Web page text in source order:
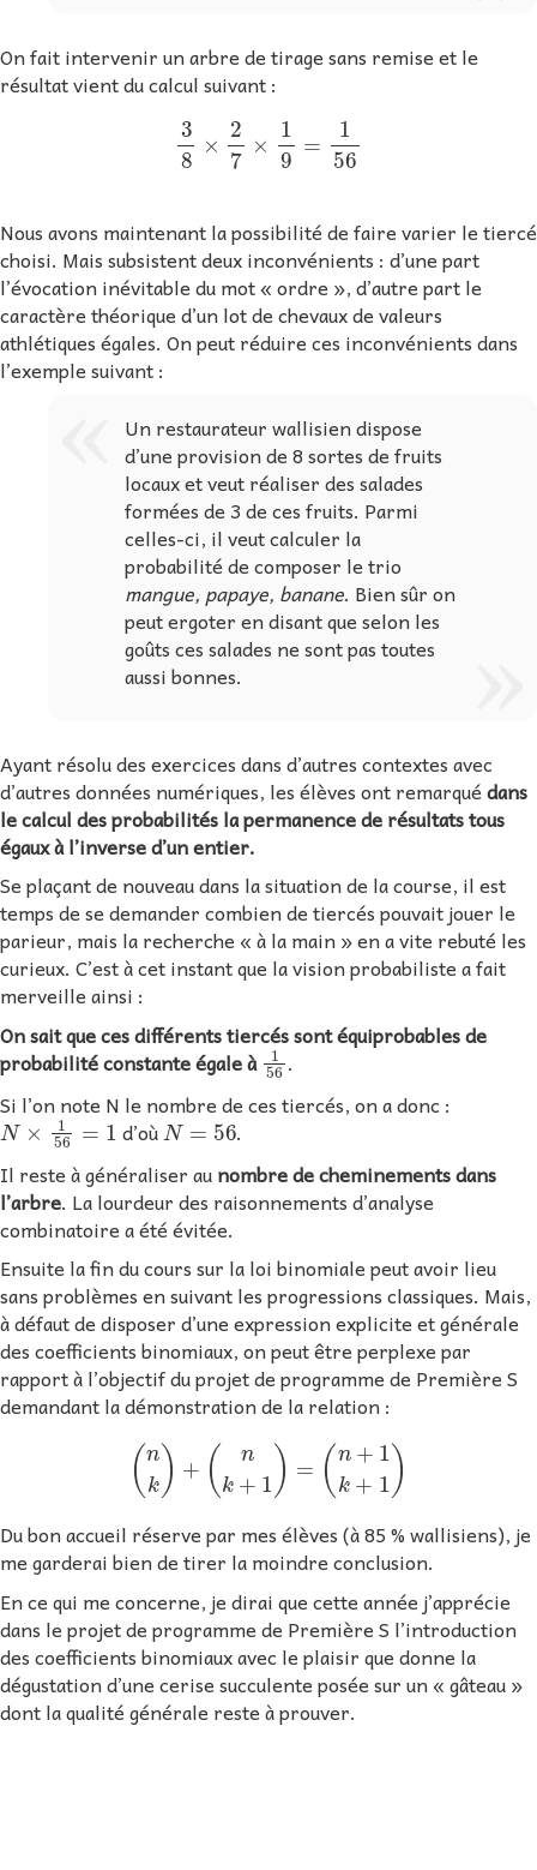
On fait intervenir un arbre de tirage sans remise et le
résultat vient du calcul suivant :
3 2 9 56
Nous avons maintenant la possibilité de faire varier le tiercé
choisi. Mais subsistent deux inconvénients : d’une part
l’évocation inévitable du mot « ordre », d’autre part le
caractère théorique d’un lot de chevaux de valeurs
athlétiques égales. On peut réduire ces inconvénients dans
l’exemple suivant :
Un restaurateur wallisien dispose
d’une provision de 8 sortes de fruits
locaux et veut réaliser des salades
formées de 3 de ces fruits. Parmi
celles-ci, il veut calculer la
probabilité de composer le trio
mangue, papaye, banane. Bien sûr on
peut ergoter en disant que selon les
goûts ces salades ne sont pas toutes
aussi bonnes.
Ayant résolu des exercices dans d’autres contextes avec
d’autres données numériques, les élèves ont remarquédans
le calcul des probabilités la permanence de résultats tous
égaux à l’inverse d’un entier.
Se plaçant de nouveau dans la situation de la course, il est
temps de se demander combien de tiercés pouvait jouer le
parieur, mais la recherche « à la main » en a vite rebuté les
curieux. C’est à cet instant que la vision probabiliste a fait
merveille ainsi :
On sait que ces différents tiercés sont équiprobables de
probabilité constante égale à156
.
Si l’on note N le nombre de ces tiercés, on a donc :
N ×156=1 d’oùN=56
.
Il reste à généraliser aunombre de cheminements dans
l’arbre. La lourdeur des raisonnements d’analyse
combinatoire a été évitée.
Ensuite la fin du cours sur la loi binomiale peut avoir lieu
sans problèmes en suivant les progressions classiques. Mais,
à défaut de disposer d’une expression explicite et générale
des coefficients binomiaux, on peut être perplexe par
rapport à l’objectif du projet de programme de Première S
demandant la démonstration de la relation :
(n (n + )= 1k+ 1 )
Du bon accueil réserve par mes élèves (à 85 % wallisiens), je
me garderai bien de tirer la moindre conclusion.
En ce qui me concerne, je dirai que cette année j’apprécie
dans le projet de programme de Première S l’introduction
des coefficients binomiaux avec le plaisir que donne la
dégustation d’une cerise succulente posée sur un « gâteau »
dont la qualité générale reste à prouver.